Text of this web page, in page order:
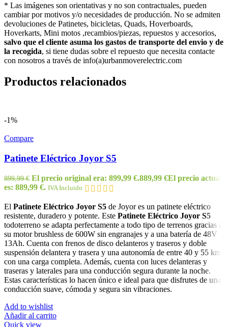
* Las imágenes son orientativas y no son contractuales, pueden
cambiar por motivos y/o necesidades de producción. No se admiten
devoluciones de Patinetes, bicicletas, Quads, Hoverboards,
Hoverkarts, Mini motos ,recambios/piezas, repuestos y accesorios,
salvo que el cliente asuma los gastos de transporte del envio y de
la recogida, si tiene dudas sobre el repuesto que necesita contacte
con nosotros a través de info(a)urbanmoverelectric.com
Productos relacionados
-1%
Compare
Patinete Eléctrico Joyor S5
899,99€ El precio original era: 899,99 €.889,99 €El precio actual
es: 889,99 €. IVA Incluido
El Patinete Eléctrico Joyor S5 de Joyor es un patinete eléctrico
resistente, duradero y potente. Este Patinete Eléctrico Joyor S5
todoterreno se adapta perfectamente a todo tipo de terrenos gracias a
su motor brushless de 600W sin engranajes y a una batería de 48V
13Ah. Cuenta con frenos de disco delanteros y traseros y doble
suspensión delantera y trasera y una autonomía de entre 40 y 55 km
con una carga completa. Además, cuenta con luces delanteras y
traseras y laterales para una conducción segura durante la noche.
Estas características lo hacen único e ideal para que disfrutes de una
conducción suave, cómoda y segura sin vibraciones.
Add to wishlist
Añadir al carrito
Quick view